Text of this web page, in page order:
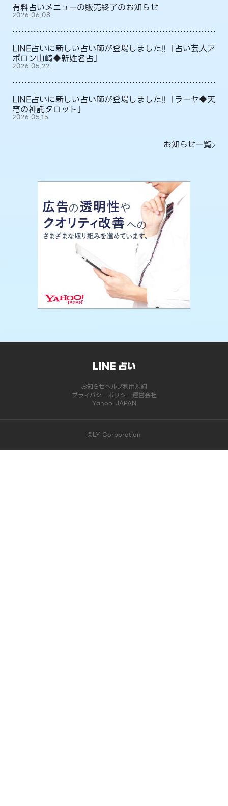
有料占いメニューの販売終了のお知らせ
2026.06.08
LINE占いに新しい占い師が登場しました!!「占い芸人ア
ポロン山崎◆新姓名占」
2026.05.22
LINE占いに新しい占い師が登場しました!!「ラーヤ◆天
穹の神託タロット」
2026.05.15
お知らせ一覧
お知らせヘルプ利用規約
プライバシーポリシー運営会社
Yahoo! JAPAN
©LY Corporation
このコンテンツは掲載が終了しました | LINE占い